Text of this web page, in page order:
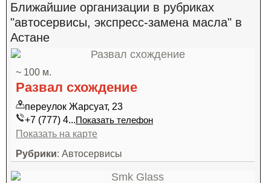
Ближайшие организации в рубриках
"автосервисы, экспресс-замена масла" в
Астане
~ 100 м.
Развал схождение
переулок Жарсуат, 23
+7 (777) 4...Показать телефон
Показать на карте
Рубрики: Автосервисы